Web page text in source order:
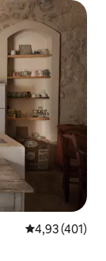
4,93 av 5 i
4,93 (401)